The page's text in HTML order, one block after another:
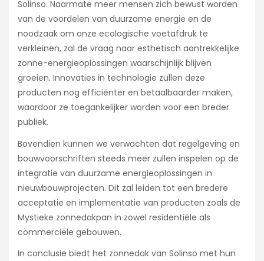
Solinso. Naarmate meer mensen zich bewust worden
van de voordelen van duurzame energie en de
noodzaak om onze ecologische voetafdruk te
verkleinen, zal de vraag naar esthetisch aantrekkelijke
zonne-energieoplossingen waarschijnlijk blijven
groeien. Innovaties in technologie zullen deze
producten nog efficiënter en betaalbaarder maken,
waardoor ze toegankelijker worden voor een breder
publiek.
Bovendien kunnen we verwachten dat regelgeving en
bouwvoorschriften steeds meer zullen inspelen op de
integratie van duurzame energieoplossingen in
nieuwbouwprojecten. Dit zal leiden tot een bredere
acceptatie en implementatie van producten zoals de
Mystieke zonnedakpan in zowel residentiële als
commerciële gebouwen.
In conclusie biedt het zonnedak van Solinso met hun